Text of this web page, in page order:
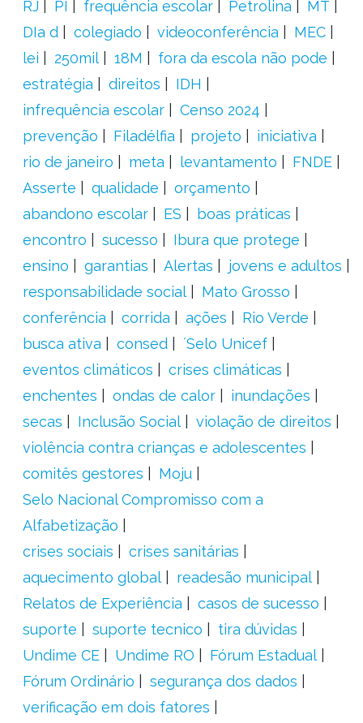
RJ
PI frequência escolar Petrolina
MT
DIa d
colegiado videoconferência
MEC
lei
250mil 18M
fora da escola não pode
estratégia
direitos
IDH
infrequência escolar
Censo 2024
prevenção
Filadélfia projeto
iniciativa
rio de janeiro
meta levantamento
FNDE
Asserte
qualidade
orçamento
abandono escolar
ES
boas práticas
encontro
sucesso
Ibura que protege
ensino
garantias Alertas
jovens e adultos
responsabilidade social
Mato Grosso
conferência
corrida ações
Rio Verde
busca ativa
consed
´Selo Unicef
eventos climáticos
crises climáticas
enchentes
ondas de calor
inundações
secas
Inclusão Social
violação de direitos
violência contra crianças e adolescentes
comitês gestores
Moju
Selo Nacional Compromisso com a
Alfabetização
crises sociais
crises sanitárias
aquecimento global
readesão municipal
Relatos de Experiência
casos de sucesso
suporte
suporte tecnico
tira dúvidas
Undime CE
Undime RO
Fórum Estadual
Fórum Ordinário
segurança dos dados
verificação em dois fatores